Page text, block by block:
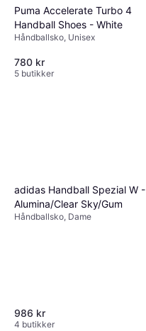
Puma Accelerate Turbo 4
Handball Shoes - White
Håndballsko, Unisex
780 kr
5 butikker
adidas Handball Spezial W -
Alumina/Clear Sky/Gum
Håndballsko, Dame
986 kr
4 butikker